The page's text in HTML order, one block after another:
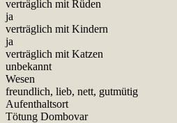
verträglich mit Rüden
ja
verträglich mit Kindern
ja
verträglich mit Katzen
unbekannt
Wesen
freundlich, lieb, nett, gutmütig
Aufenthaltsort
Tötung Dombovar